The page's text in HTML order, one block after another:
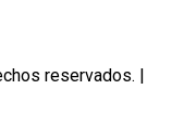
reservados. |